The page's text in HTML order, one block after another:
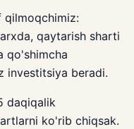
qilmoqchimiz:
qaytarish sharti
qo'shimcha
investitsiya beradi.
daqiqalik
ko'rib chiqsak.